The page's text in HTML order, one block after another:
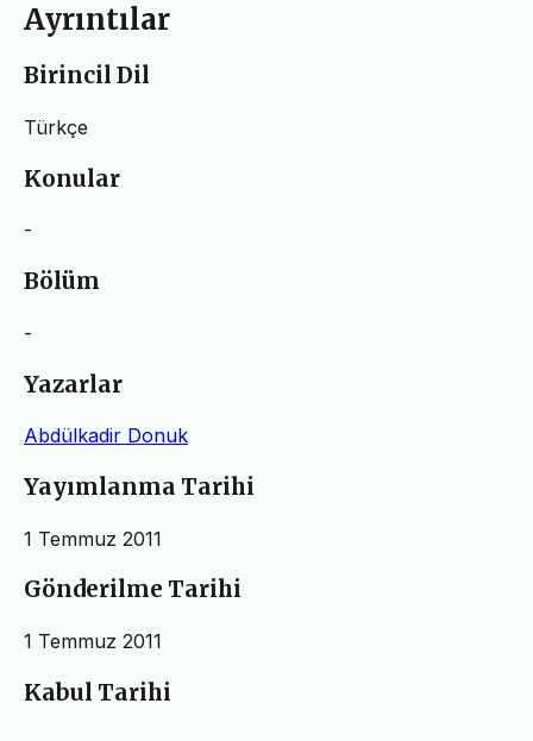
Ayrıntılar
Birincil Dil
Türkçe
Konular
-
Bölüm
-
Yazarlar
Abdülkadir Donuk
Yayımlanma Tarihi
1 Temmuz 2011
Gönderilme Tarihi
1 Temmuz 2011
Kabul Tarihi